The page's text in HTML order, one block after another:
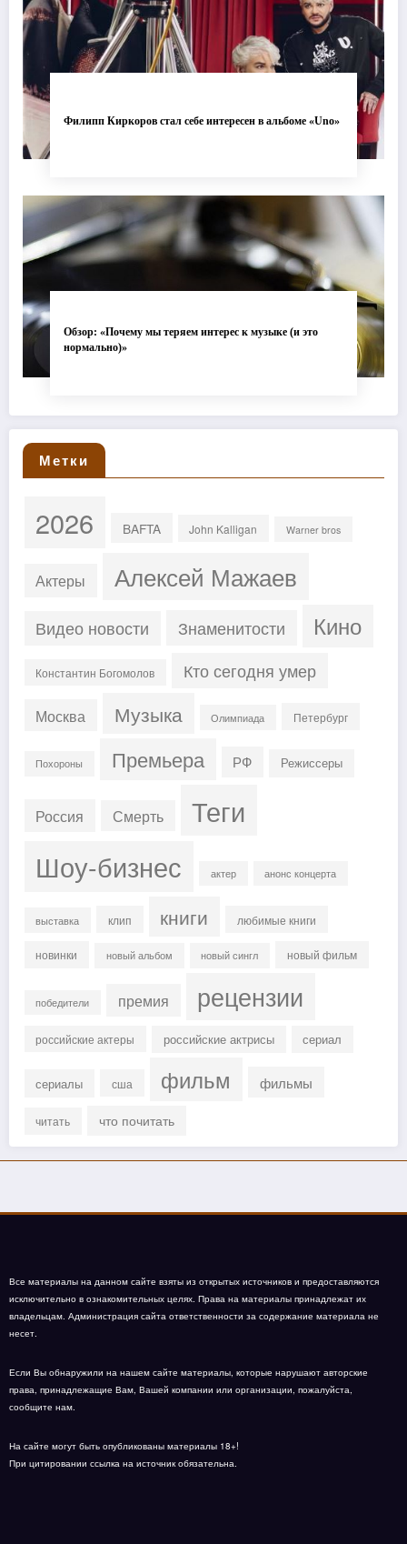
Филипп Киркоров стал себе интересен в альбоме «Uno»
Обзор: «Почему мы теряем интерес к музыке (и это
нормально)»
Метки
2026 BAFTA John Kalligan Warner bros
Актеры Алексей Мажаев
Видео новости Знаменитости Кино
Константин Богомолов Кто сегодня умер
Москва Музыка Олимпиада Петербург
Похороны Премьера РФ Режиссеры
Россия Смерть Теги
Шоу-бизнес актер анонс концерта
выставка клип книги любимые книги
новинки новый альбом новый сингл новый фильм
победители премия рецензии
российские актеры российские актрисы сериал
сериалы сша фильм фильмы
читать что почитать
Все материалы на данном сайте взяты из открытых источников и предоставляются
исключительно в ознакомительных целях. Права на материалы принадлежат их
владельцам. Администрация сайта ответственности за содержание материала не
несет.
Если Вы обнаружили на нашем сайте материалы, которые нарушают авторские
права, принадлежащие Вам, Вашей компании или организации, пожалуйста,
сообщите нам.
На сайте могут быть опубликованы материалы 18+!
При цитировании ссылка на источник обязательна.